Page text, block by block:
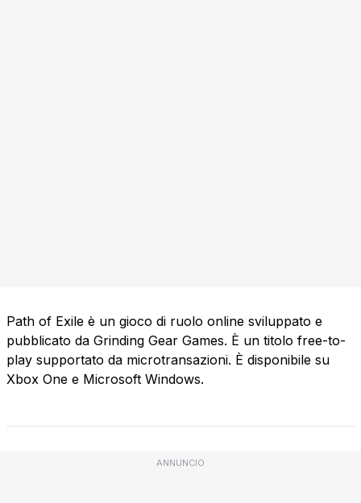
Path of Exile è un gioco di ruolo online sviluppato e
pubblicato da Grinding Gear Games. È un titolo free-to-
play supportato da microtransazioni. È disponibile su
Xbox One e Microsoft Windows.
ANNUNCIO